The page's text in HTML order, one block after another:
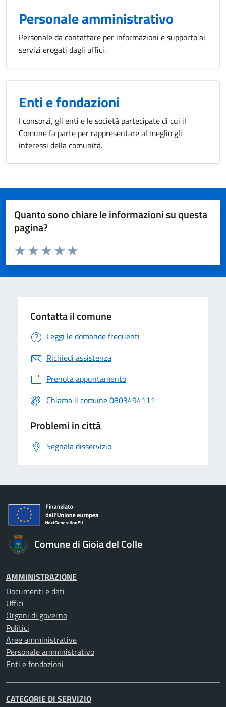
Personale amministrativo
Personale da contattare per informazioni e supporto ai
servizi erogati dagli uffici.
Enti e fondazioni
I consorzi, gli enti e le società partecipate di cui il
Comune fa parte per rappresentare al meglio gli
interessi della comunità.
Quanto sono chiare le informazioni su questa
pagina?
Valuta da 1 a 5 stelle la pagina
Valuta 5 stelle su 5
Valuta 4 stelle su 5
Valuta 3 stelle su 5
Valuta 2 stelle su 5
Valuta 1 stelle su 5
Contatta il comune
Leggi le domande frequenti
Richiedi assistenza
Prenota appuntamento
Chiama il comune 0803494111
Problemi in città
Segnala disservizio
Comune di Gioia del Colle
AMMINISTRAZIONE
Documenti e dati
Uffici
Organi di governo
Politici
Aree amministrative
Personale amministrativo
Enti e fondazioni
CATEGORIE DI SERVIZIO